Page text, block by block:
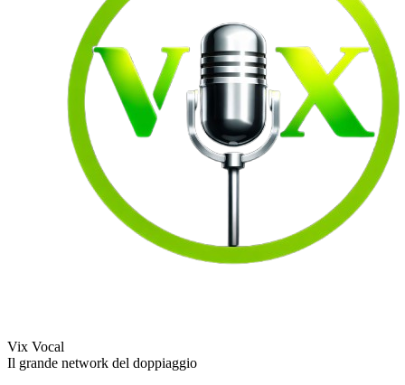
Vix Vocal
Il grande network del doppiaggio